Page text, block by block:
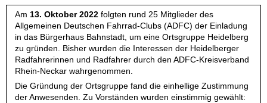
Am 13. Oktober 2022 folgten rund 25 Mitglieder des
Allgemeinen Deutschen Fahrrad-Clubs (ADFC) der Einladung
in das Bürgerhaus Bahnstadt, um eine Ortsgruppe Heidelberg
zu gründen. Bisher wurden die Interessen der Heidelberger
Radfahrerinnen und Radfahrer durch den ADFC-Kreisverband
Rhein-Neckar wahrgenommen.
Die Gründung der Ortsgruppe fand die einhellige Zustimmung
der Anwesenden. Zu Vorständen wurden einstimmig gewählt: